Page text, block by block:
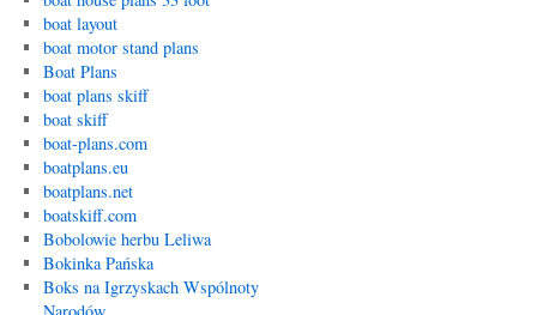
boat layout
boat motor stand plans
Boat Plans
boat plans skiff
boat skiff
boat-plans.com
boatplans.eu
boatplans.net
boatskiff.com
Bobolowie herbu Leliwa
Bokinka Pańska
Boks na Igrzyskach Wspólnoty